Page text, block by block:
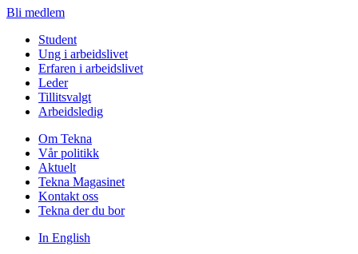
Bli medlem
Student
Ung i arbeidslivet
Erfaren i arbeidslivet
Leder
Tillitsvalgt
Arbeidsledig
Om Tekna
Vår politikk
Aktuelt
Tekna Magasinet
Kontakt oss
Tekna der du bor
In English